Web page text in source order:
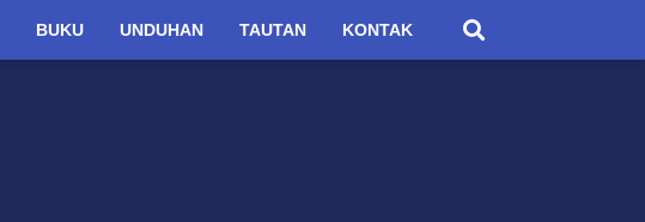
BUKU UNDUHAN TAUTAN KONTAK